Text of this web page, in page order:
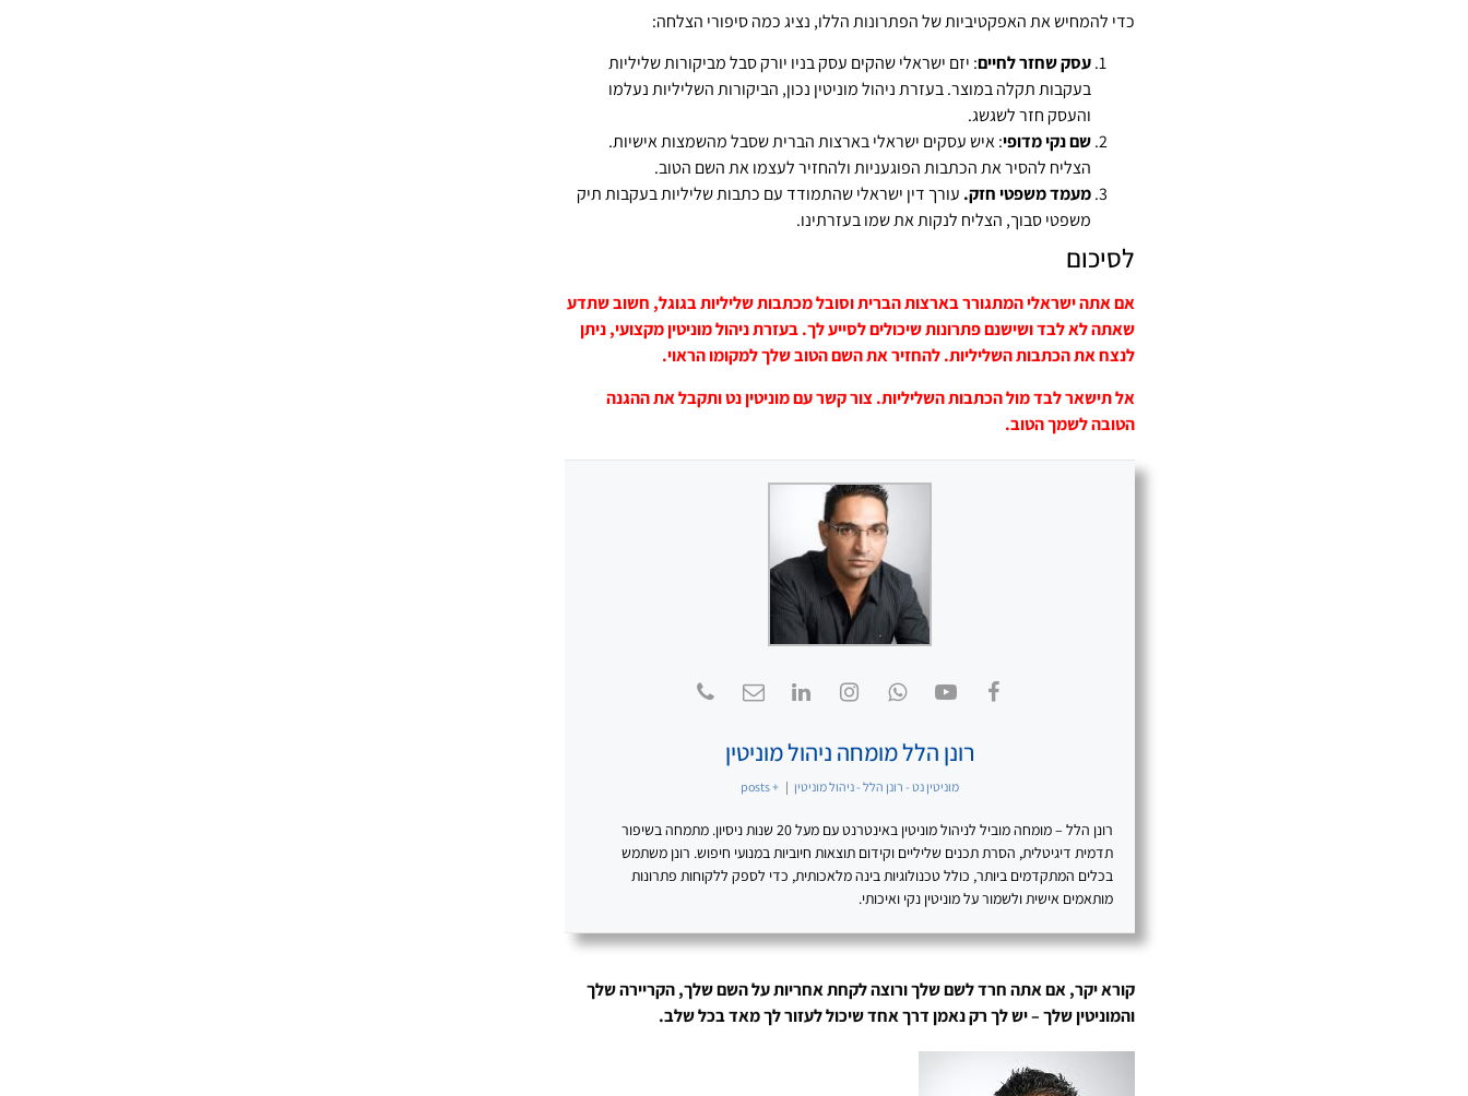
כדי להמחיש את האפקטיביות של הפתרונות הללו, נציג כמה סיפורי הצלחה:
עסק שחזר לחיים: יזם ישראלי שהקים עסק בניו יורק סבל מביקורות שליליות
בעקבות תקלה במוצר. בעזרת ניהול מוניטין נכון, הביקורות השליליות נעלמו
והעסק חזר לשגשג.
שם נקי מדופי: איש עסקים ישראלי בארצות הברית שסבל מהשמצות אישיות.
הצליח להסיר את הכתבות הפוגעניות ולהחזיר לעצמו את השם הטוב.
מעמד משפטי חזק. עורך דין ישראלי שהתמודד עם כתבות שליליות בעקבות תיק
משפטי סבוך, הצליח לנקות את שמו בעזרתינו.
לסיכום
אם אתה ישראלי המתגורר בארצות הברית וסובל מכתבות שליליות בגוגל, חשוב שתדע
שאתה לא לבד ושישנם פתרונות שיכולים לסייע לך. בעזרת ניהול מוניטין מקצועי, ניתן
לנצח את הכתבות השליליות. להחזיר את השם הטוב שלך למקומו הראוי.
אל תישאר לבד מול הכתבות השליליות. צור קשר עם מוניטין נט ותקבל את ההגנה
הטובה לשמך הטוב.
רונן הלל מומחה ניהול מוניטין
מוניטין נט - רונן הלל - ניהול מוניטין |
+ posts
רונן הלל – מומחה מוביל לניהול מוניטין באינטרנט עם מעל 20 שנות ניסיון. מתמחה בשיפור
תדמית דיגיטלית, הסרת תכנים שליליים וקידום תוצאות חיוביות במנועי חיפוש. רונן משתמש
בכלים המתקדמים ביותר, כולל טכנולוגיות בינה מלאכותית, כדי לספק ללקוחות פתרונות
מותאמים אישית ולשמור על מוניטין נקי ואיכותי.
קורא יקר, אם אתה חרד לשם שלך ורוצה לקחת אחריות על השם שלך, הקריירה שלך
והמוניטין שלך – יש לך רק נאמן דרך אחד שיכול לעזור לך מאד בכל שלב.